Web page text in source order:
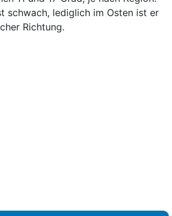
schwach, lediglich im Osten ist er
Richtung.